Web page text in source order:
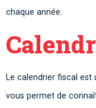
chaque année.
Le calendrier fiscal est
vous permet de